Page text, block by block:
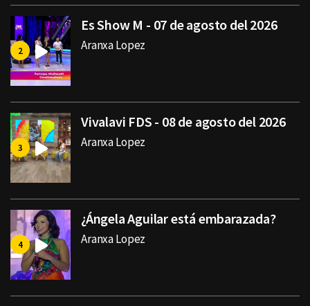
Es Show M - 07 de agosto del 2026
Aranxa Lopez
Vivalavi FDS - 08 de agosto del 2026
Aranxa Lopez
¿Ángela Aguilar está embarazada?
Aranxa Lopez